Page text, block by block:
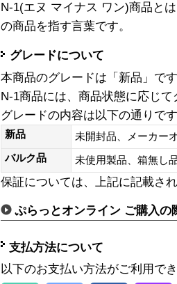
N-1(エヌ マイナス ワン)商品と
の商品を指す言葉です。
グレードについて
本商品のグレードは「新品」です
N-1商品には、商品状態に応じ
グレードの内容は以下の通りで
新品
未開封品、メーカー
バルク品
未使用製品、箱無
保証については、上記に記載さ
ぷらっとオンライン ご購入の
支払方法について
以下のお支払い方法がご利用で